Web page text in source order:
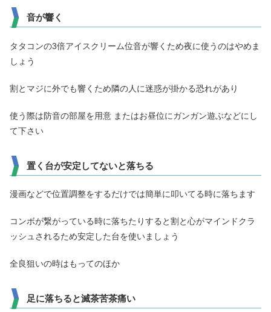
音が響く
タタコンの3倍アイスクリーム位音が響くため夜に使うのはやめま
しょう
割とマジに外でも響くため隣の人に迷惑が掛かる恐れがあり
使う際は防音の部屋を用意 またはお昼位にガンガン遊ぶなどにし
て下さい
置く台が安定してないと落ちる
漫画などで位置調整をするだけでは簡単に叩いてる時に落ちます
コンボが繋がっている時に落ちたりすると割と心がマインドクラ
ッシュされるため安定した台を使いましょう
全良狙いの時はもってのほか
足に落ちると滅茶苦茶痛い